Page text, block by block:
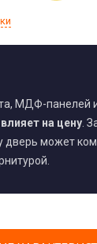
МДФ-панелей
на цену .
дверь может